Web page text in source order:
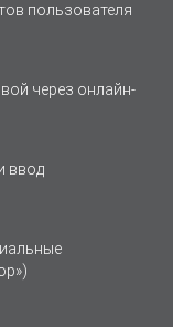
пользователя
через онлайн-
ввод